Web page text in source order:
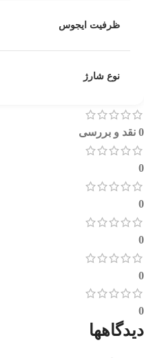
ظرفیت ایجوس
نوع شارژ
0 نقد و بررسی
0
0
0
0
0
دیدگاهها